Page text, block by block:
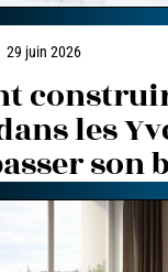
29 juin 2026
les
son